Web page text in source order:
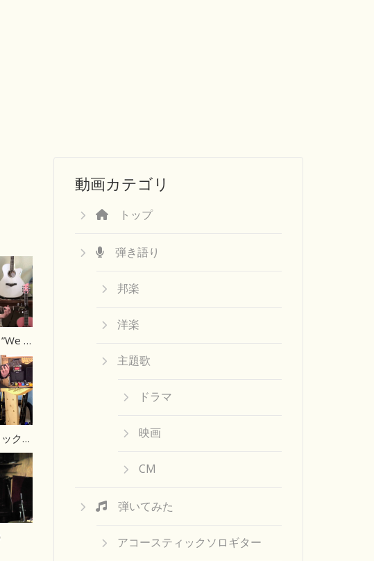
テイラースウィフト”We Are Never Getting Back Together”
初心者向けカノンロック講座 1/2 イントロ～リフ
動画カテゴリ
トップ
弾き語り
邦楽
洋楽
主題歌
ドラマ
映画
CM
弾いてみた
アコースティックソロギター